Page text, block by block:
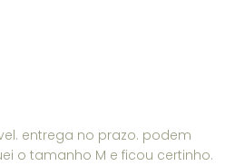
entrega no prazo. podem
o tamanho M e ficou certinho.